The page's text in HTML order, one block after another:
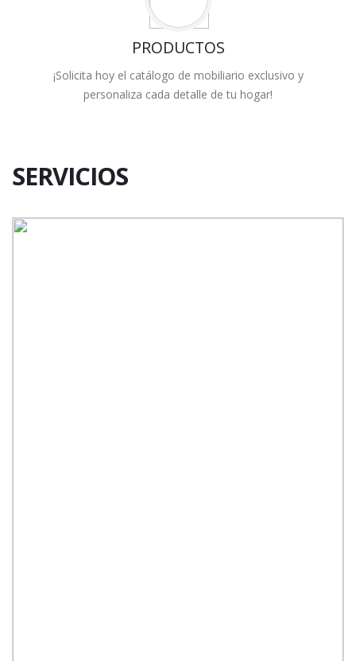
PRODUCTOS
¡Solicita hoy el catálogo de mobiliario exclusivo y
personaliza cada detalle de tu hogar!
SERVICIOS